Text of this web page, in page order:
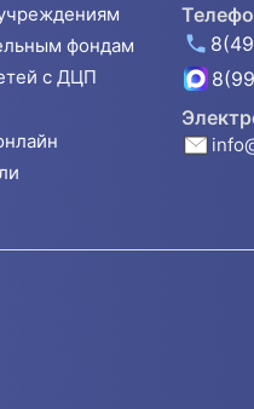
фондам
с ДЦП